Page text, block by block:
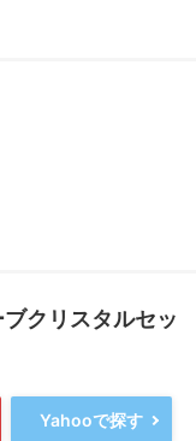
クリスタルセッ
Yahooで探す